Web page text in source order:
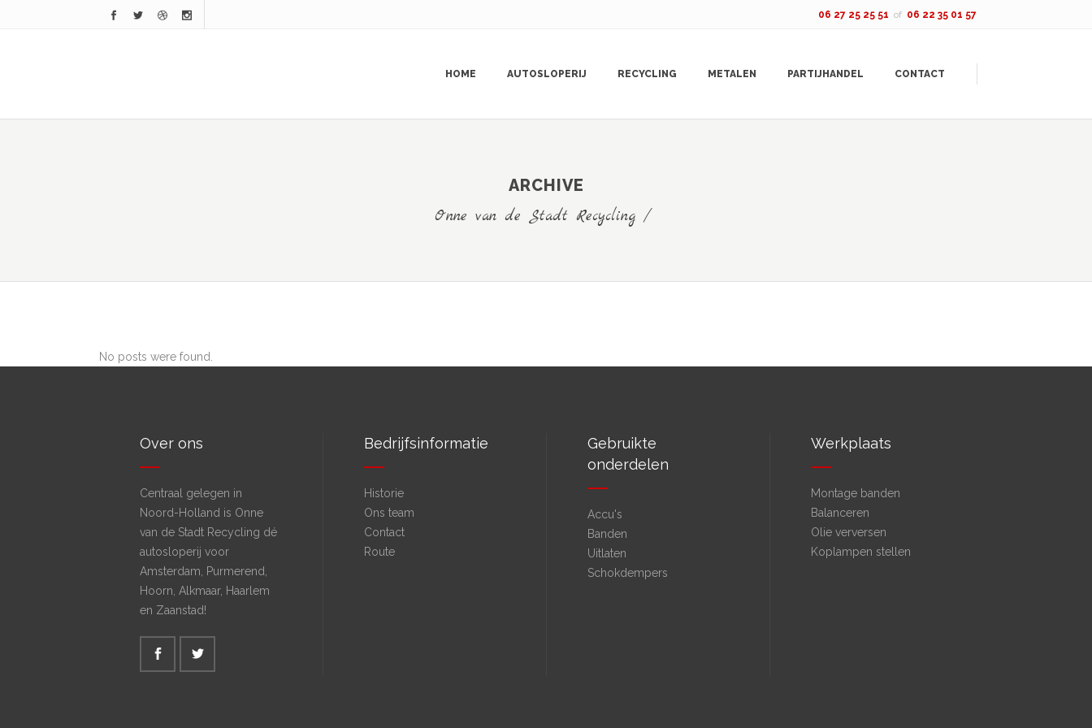
06 27 25 25 51 of 06 22 35 01 57
HOME AUTOSLOPERIJ RECYCLING METALEN PARTIJHANDEL CONTACT
ARCHIVE
Onne van de Stadt Recycling/
No posts were found.
Over ons
Centraal gelegen in
Noord-Holland is Onne
van de Stadt Recycling dé
autosloperij voor
Amsterdam, Purmerend,
Hoorn, Alkmaar, Haarlem
en Zaanstad!
Bedrijfsinformatie
Historie
Ons team
Contact
Route
Gebruikte
onderdelen
Accu's
Banden
Uitlaten
Schokdempers
Werkplaats
Montage banden
Balanceren
Olie verversen
Koplampen stellen